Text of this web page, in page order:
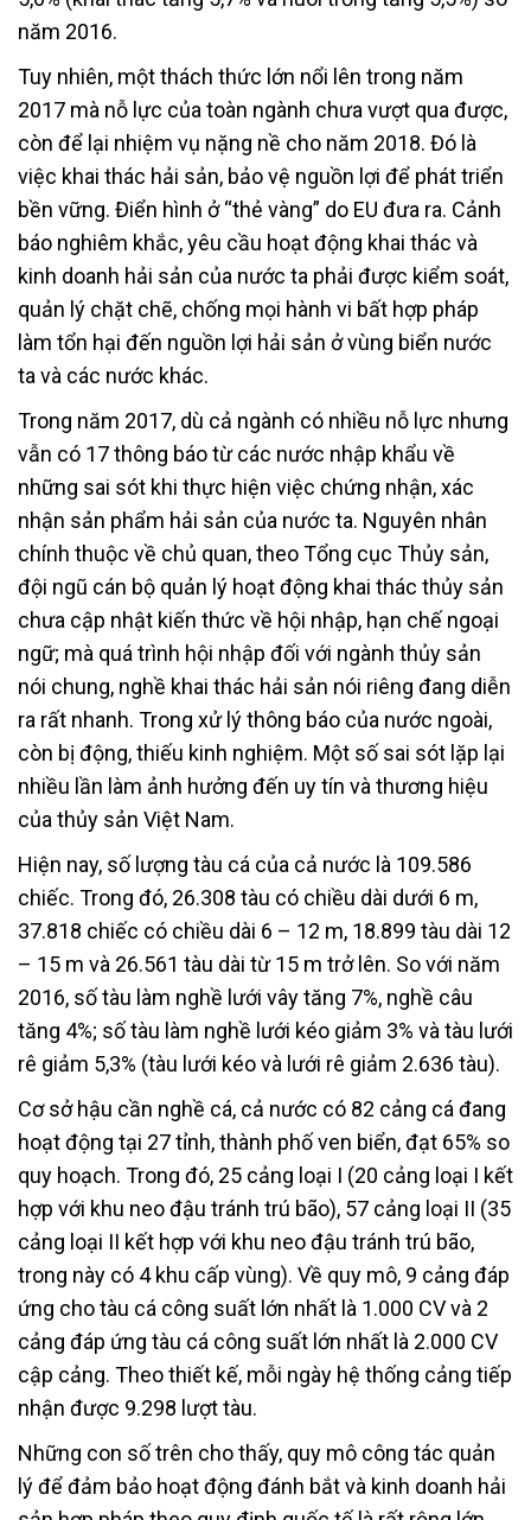
năm 2016.
Tuy nhiên, một thách thức lớn nổi lên trong năm
2017 mà nỗ lực của toàn ngành chưa vượt qua được,
còn để lại nhiệm vụ nặng nề cho năm 2018. Đó là
việc khai thác hải sản, bảo vệ nguồn lợi để phát triển
bền vững. Điển hình ở “thẻ vàng” do EU đưa ra. Cảnh
báo nghiêm khắc, yêu cầu hoạt động khai thác và
kinh doanh hải sản của nước ta phải được kiểm soát,
quản lý chặt chẽ, chống mọi hành vi bất hợp pháp
làm tổn hại đến nguồn lợi hải sản ở vùng biển nước
ta và các nước khác.
Trong năm 2017, dù cả ngành có nhiều nỗ lực nhưng
vẫn có 17 thông báo từ các nước nhập khẩu về
những sai sót khi thực hiện việc chứng nhận, xác
nhận sản phẩm hải sản của nước ta. Nguyên nhân
chính thuộc về chủ quan, theo Tổng cục Thủy sản,
đội ngũ cán bộ quản lý hoạt động khai thác thủy sản
chưa cập nhật kiến thức về hội nhập, hạn chế ngoại
ngữ; mà quá trình hội nhập đối với ngành thủy sản
nói chung, nghề khai thác hải sản nói riêng đang diễn
ra rất nhanh. Trong xử lý thông báo của nước ngoài,
còn bị động, thiếu kinh nghiệm. Một số sai sót lặp lại
nhiều lần làm ảnh hưởng đến uy tín và thương hiệu
của thủy sản Việt Nam.
Hiện nay, số lượng tàu cá của cả nước là 109.586
chiếc. Trong đó, 26.308 tàu có chiều dài dưới 6 m,
37.818 chiếc có chiều dài 6 – 12 m, 18.899 tàu dài 12
– 15 m và 26.561 tàu dài từ 15 m trở lên. So với năm
2016, số tàu làm nghề lưới vây tăng 7%, nghề câu
tăng 4%; số tàu làm nghề lưới kéo giảm 3% và tàu lưới
rê giảm 5,3% (tàu lưới kéo và lưới rê giảm 2.636 tàu).
Cơ sở hậu cần nghề cá, cả nước có 82 cảng cá đang
hoạt động tại 27 tỉnh, thành phố ven biển, đạt 65% so
quy hoạch. Trong đó, 25 cảng loại I (20 cảng loại I kết
hợp với khu neo đậu tránh trú bão), 57 cảng loại II (35
cảng loại II kết hợp với khu neo đậu tránh trú bão,
trong này có 4 khu cấp vùng). Về quy mô, 9 cảng đáp
ứng cho tàu cá công suất lớn nhất là 1.000 CV và 2
cảng đáp ứng tàu cá công suất lớn nhất là 2.000 CV
cập cảng. Theo thiết kế, mỗi ngày hệ thống cảng tiếp
nhận được 9.298 lượt tàu.
Những con số trên cho thấy, quy mô công tác quản
lý để đảm bảo hoạt động đánh bắt và kinh doanh hải